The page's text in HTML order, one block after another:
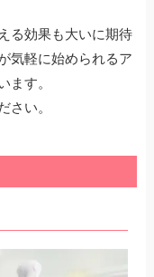
る効果も大いに期待
気軽に始められるア
ます。
さい。